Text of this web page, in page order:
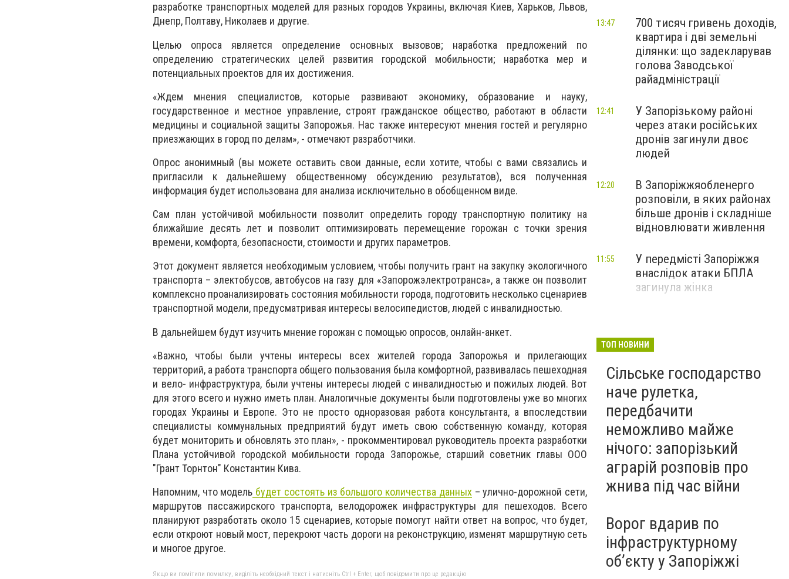
разработке транспортных моделей для разных городов Украины, включая Киев, Харьков, Львов,
Днепр, Полтаву, Николаев и другие.
Целью опроса является определение основных вызовов; наработка предложений по
определению стратегических целей развития городской мобильности; наработка мер и
потенциальных проектов для их достижения.
«Ждем мнения специалистов, которые развивают экономику, образование и науку,
государственное и местное управление, строят гражданское общество, работают в области
медицины и социальной защиты Запорожья. Нас также интересуют мнения гостей и регулярно
приезжающих в город по делам», - отмечают разработчики.
Опрос анонимный (вы можете оставить свои данные, если хотите, чтобы с вами связались и
пригласили к дальнейшему общественному обсуждению результатов), вся полученная
информация будет использована для анализа исключительно в обобщенном виде.
Сам план устойчивой мобильности позволит определить городу транспортную политику на
ближайшие десять лет и позволит оптимизировать перемещение горожан с точки зрения
времени, комфорта, безопасности, стоимости и других параметров.
Этот документ является необходимым условием, чтобы получить грант на закупку экологичного
транспорта – электобусов, автобусов на газу для «Запорожэлектротранса», а также он позволит
комплексно проанализировать состояния мобильности города, подготовить несколько сценариев
транспортной модели, предусматривая интересы велосипедистов, людей с инвалидностью.
В дальнейшем будут изучить мнение горожан с помощью опросов, онлайн-анкет.
«Важно, чтобы были учтены интересы всех жителей города Запорожья и прилегающих
территорий, а работа транспорта общего пользования была комфортной, развивалась пешеходная
и вело- инфраструктура, были учтены интересы людей с инвалидностью и пожилых людей. Вот
для этого всего и нужно иметь план. Аналогичные документы были подготовлены уже во многих
городах Украины и Европе. Это не просто одноразовая работа консультанта, а впоследствии
специалисты коммунальных предприятий будут иметь свою собственную команду, которая
будет мониторить и обновлять это план», - прокомментировал руководитель проекта разработки
Плана устойчивой городской мобильности города Запорожье, старший советник главы ООО
"Грант Торнтон" Константин Кива.
Напомним, что модель будет состоять из большого количества данных– улично-дорожной сети,
маршрутов пассажирского транспорта, велодорожек инфраструктуры для пешеходов. Всего
планируют разработать около 15 сценариев, которые помогут найти ответ на вопрос, что будет,
если откроют новый мост, перекроют часть дороги на реконструкцию, изменят маршрутную сеть
и многое другое.
Якщо ви помітили помилку, виділіть необхідний текст і натисніть Ctrl + Enter, щоб повідомити про це редакцію
700 тисяч гривень доходів,
квартира і дві земельні
ділянки: що задекларував
голова Заводської
райадміністрації
13:47
У Запорізькому районі
через атаки російських
дронів загинули двоє
людей
12:41
В Запоріжжяобленерго
розповіли, в яких районах
більше дронів і складніше
відновлювати живлення
12:20
У передмісті Запоріжжя
внаслідок атаки БПЛА
загинула жінка
11:55
ТОП НОВИНИ
Сільське господарство
наче рулетка,
передбачити
неможливо майже
нічого: запорізький
аграрій розповів про
жнива під час війни
Ворог вдарив по
інфраструктурному
обʼєкту у Запоріжжі